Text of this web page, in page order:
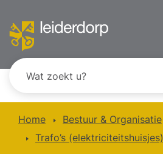
Home Bestuur & Organisatie
Trafo’s (elektriciteitshuisjes)